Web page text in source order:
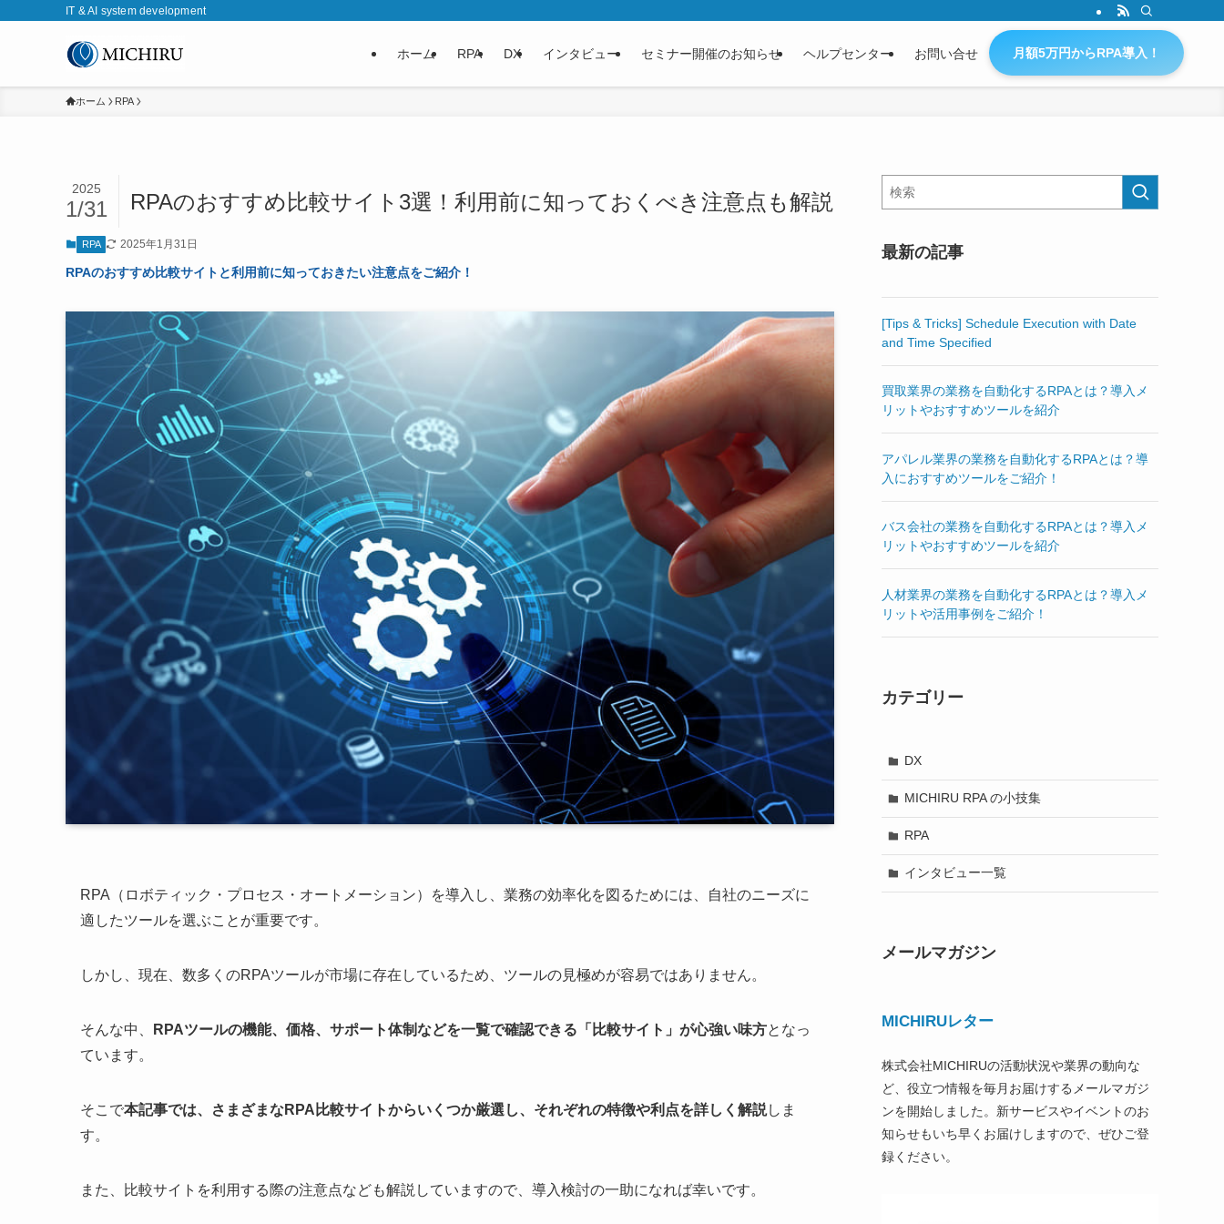
IT & AI system development
ホーム RPA DX インタビュー セミナー開催のお知らせ ヘルプセンター お問い合せ 月額5万円からRPA導入！
ホーム RPA
RPAのおすすめ比較サイト3選！利用前に知っておくべき注意点も解説
2025
1/31
RPA 2025年1月31日
RPAのおすすめ比較サイトと利用前に知っておきたい注意点をご紹介！
RPA（ロボティック・プロセス・オートメーション）を導入し、業務の効率化を図るためには、自社のニーズに
適したツールを選ぶことが重要です。
しかし、現在、数多くのRPAツールが市場に存在しているため、ツールの見極めが容易ではありません。
そんな中、 RPAツールの機能、価格、サポート体制などを一覧で確認できる「比較サイト」が心強い味方となっ
ています。
そこで本記事では、さまざまなRPA比較サイトからいくつか厳選し、それぞれの特徴や利点を詳しく解説しま
す。
また、比較サイトを利用する際の注意点なども解説していますので、導入検討の一助になれば幸いです。
最新の記事
[Tips & Tricks] Schedule Execution with Date
and Time Specified
買取業界の業務を自動化するRPAとは？導入メ
リットやおすすめツールを紹介
アパレル業界の業務を自動化するRPAとは？導
入におすすめツールをご紹介！
バス会社の業務を自動化するRPAとは？導入メ
リットやおすすめツールを紹介
人材業界の業務を自動化するRPAとは？導入メ
リットや活用事例をご紹介！
カテゴリー
DX
MICHIRU RPA の小技集
RPA
インタビュー一覧
メールマガジン
MICHIRUレター
株式会社MICHIRUの活動状況や業界の動向な
ど、役立つ情報を毎月お届けするメールマガジ
ンを開始しました。新サービスやイベントのお
知らせもいち早くお届けしますので、ぜひご登
録ください。